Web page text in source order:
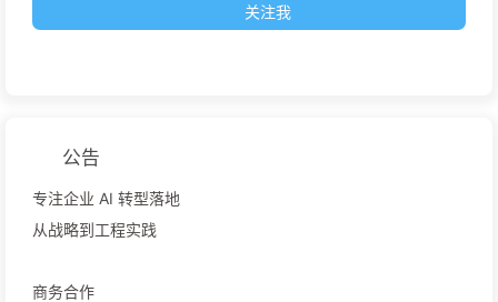
关注我
公告
专注企业 AI 转型落地
从战略到工程实践
商务合作